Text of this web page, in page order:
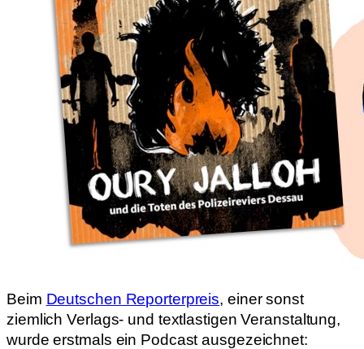
Beim Deutschen Reporterpreis, einer sonst
ziemlich Verlags- und textlastigen Veranstaltung,
wurde erstmals ein Podcast ausgezeichnet: